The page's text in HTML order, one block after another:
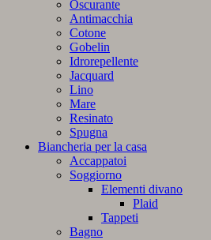
Oscurante
Antimacchia
Cotone
Gobelin
Idrorepellente
Jacquard
Lino
Mare
Resinato
Spugna
Biancheria per la casa
Accappatoi
Soggiorno
Elementi divano
Plaid
Tappeti
Bagno